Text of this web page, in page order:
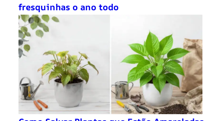
fresquinhas o ano todo